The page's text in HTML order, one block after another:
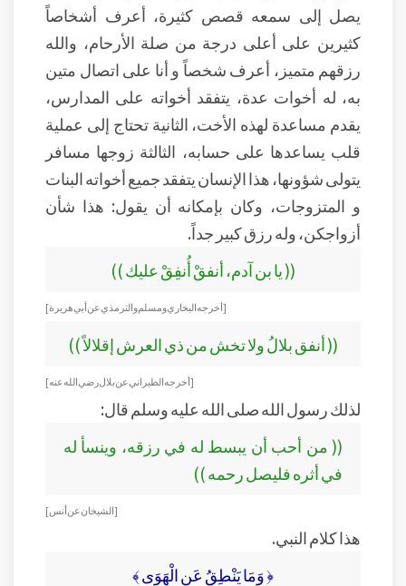
يصل إلى سمعه قصص كثيرة، أعرف أشخاصاً
كثيرين على أعلى درجة من صلة الأرحام، والله
رزقهم متميز، أعرف شخصاً و أنا على اتصال متين
به، له أخوات عدة، يتفقد أخواته على المدارس،
يقدم مساعدة لهذه الأخت، الثانية تحتاج إلى عملية
قلب يساعدها على حسابه، الثالثة زوجها مسافر
يتولى شؤونها، هذا الإنسان يتفقد جميع أخواته البنات
و المتزوجات، وكان بإمكانه أن يقول: هذا شأن
أزواجكن، وله رزق كبير جداً.
(( يا بن آدم، أنفقْ أُنفِقْ عليك ))
[أخرجه البخاري ومسلم والترمذي عن أبي هريرة ]
(( أنفق بلالُ ولا تخش من ذي العرش إقلالاً ))
[أخرجه الطبراني عن بلال رضي الله عنه ]
لذلك رسول الله صلى الله عليه وسلم قال:
(( من أحب أن يبسط له في رزقه، وينسأ له
في أثره فليصل رحمه ))
[الشيخان عن أنس ]
هذا كلام النبي.
﴿ وَمَا يَنْطِقُ عَنِ الْهَوَى ﴾